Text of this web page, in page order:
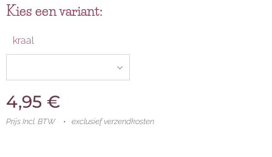
Kies een variant:
kraal
4,95 €
Prijs Incl. BTW exclusief verzendkosten